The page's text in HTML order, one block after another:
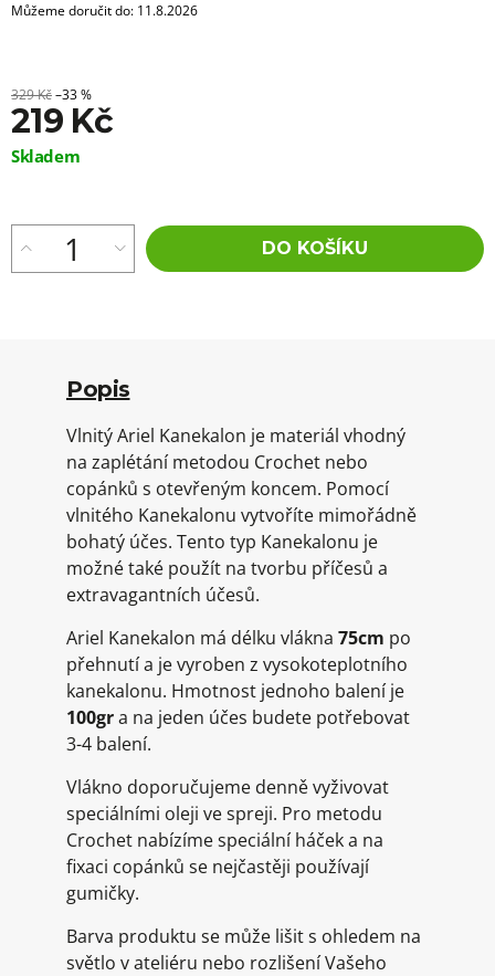
Můžeme doručit do: 11.8.2026
329 Kč–33 %
219 Kč
Měrná
Skladem
DO KOŠÍKU
Popis
Vlnitý Ariel Kanekalon je materiál vhodný
na zaplétání metodou Crochet nebo
copánků s otevřeným koncem. Pomocí
vlnitého Kanekalonu vytvoříte mimořádně
bohatý účes. Tento typ Kanekalonu je
možné také použít na tvorbu příčesů a
extravagantních účesů.
Ariel Kanekalon má délku vlákna 75cm po
přehnutí a je vyroben z vysokoteplotního
kanekalonu. Hmotnost jednoho balení je
100gra na jeden účes budete potřebovat
3-4 balení.
Vlákno doporučujeme denně vyživovat
speciálními oleji ve spreji. Pro metodu
Crochet nabízíme speciální háček a na
fixaci copánků se nejčastěji používají
gumičky.
Barva produktu se může lišit s ohledem na
světlo v ateliéru nebo rozlišení Vašeho